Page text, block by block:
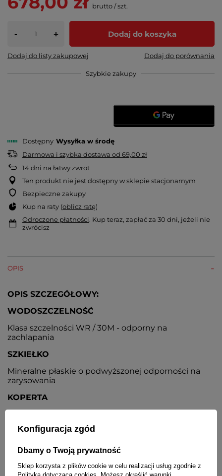
brutto/szt.
- + Dodaj do koszyka
Dodaj do listy zakupowej Dodaj do porównania
Szybkie zakupy
Dostępny Wysyłka w środę
Darmowa i szybka dostawa od 69,00 zł
14dni na łatwy zwrot
Ten produkt nie jest dostępny w sklepie stacjonarnym
Bezpieczne zakupy
Kup na raty (oblicz ratę)
Odroczone płatności. Kup teraz, zapłać za 30 dni, jeżeli nie
zwrócisz
OPIS
OPIS SZCZEGÓŁOWY:
WODOSZCZELNOŚĆ
Klasa szczelności WR / 30M - odporny na
zachlapania
SZKIEŁKO
Mineralne płaskie o podwyższonej odporności na
zarysowania
KOPERTA
antyalergiczną i odporną na ścieranie powłoką w
kolorze różowego złota
KOPERTA
Pozłacana. Złocenie metodą PVD
Konfiguracja zgód
Dbamy o Twoją prywatność
Sklep korzysta z plików cookie w celu realizacji usług zgodnie z